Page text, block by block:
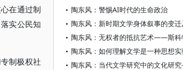
在通过制
实公民知
制极权社
陶东风：警惕AI时代的生命政治
陶东风：如何理解文学是一种思想实